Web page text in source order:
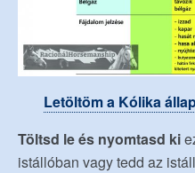
Letöltöm a Kólika
Töltsd le és nyomtasd ki
istállóban vagy tedd az